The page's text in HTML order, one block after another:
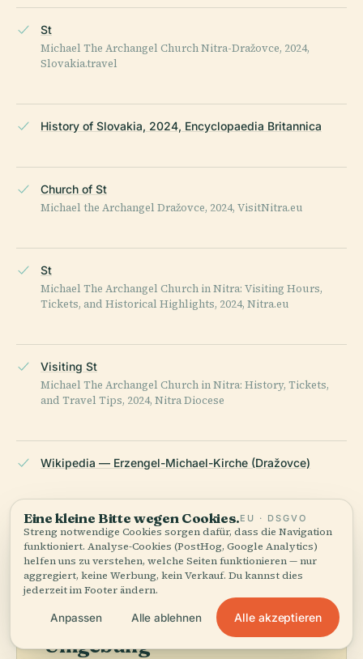
St
Michael The Archangel Church Nitra-Dražovce, 2024,
Slovakia.travel
History of Slovakia, 2024, Encyclopaedia Britannica
Church of St
Michael the Archangel Dražovce, 2024, VisitNitra.eu
St
Michael The Archangel Church in Nitra: Visiting Hours,
Tickets, and Historical Highlights, 2024, Nitra.eu
Visiting St
Michael The Archangel Church in Nitra: History, Tickets,
and Travel Tips, 2024, Nitra Diocese
Wikipedia — Erzengel-Michael-Kirche (Dražovce)
Recherchiert aus Wikidata, Wikipedia und offiziellen Quellen
· faktengeprüft ·Wie unsere Guides entstehen →
Die
Umgebung
Eine kleine Bitte wegen Cookies.EU · DSGVO
Streng notwendige Cookies sorgen dafür, dass die Navigation
funktioniert. Analyse-Cookies (PostHog, Google Analytics)
helfen uns zu verstehen, welche Seiten funktionieren — nur
aggregiert, keine Werbung, kein Verkauf. Du kannst dies
jederzeit im Footer ändern.
Anpassen Alle ablehnen Alle akzeptieren